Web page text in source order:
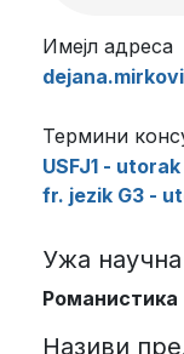
Имејл адреса
Термини
USFJ1 -
fr. jezik G3 -
Ужа
Романистика
Називи